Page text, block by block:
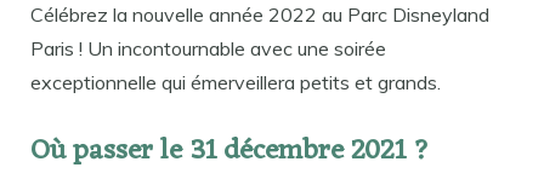
Célébrez la nouvelle année 2022 au Parc Disneyland
Paris ! Un incontournable avec une soirée
exceptionnelle qui émerveillera petits et grands.
Où passer le 31 décembre 2021 ?